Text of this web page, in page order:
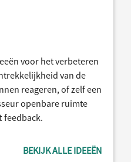
voor het verbeteren
van de
reageren, of zelf een
openbare ruimte
feedback.
BEKIJK ALLE IDEEËN